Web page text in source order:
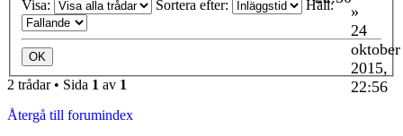
»
24
oktober
2015,
22:56
Visa: Sortera efter: Håll:
2 trådar • Sida 1 av 1
Återgå till forumindex